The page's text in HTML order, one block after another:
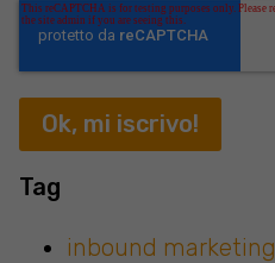
Tag
inbound marketing